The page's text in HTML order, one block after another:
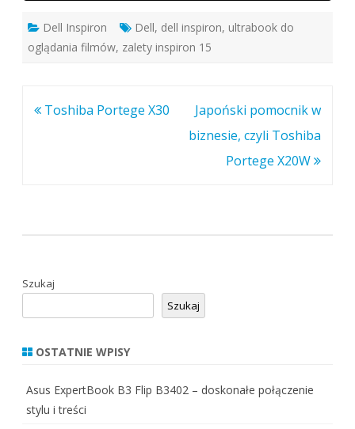
Dell Inspiron Dell, dell inspiron, ultrabook do
oglądania filmów, zalety inspiron 15
Nawigacja
Toshiba Portege X30
Japoński pomocnik w
biznesie, czyli Toshiba
Portege X20W
Szukaj
Szukaj
OSTATNIE WPISY
Asus ExpertBook B3 Flip B3402 – doskonałe połączenie
stylu i treści